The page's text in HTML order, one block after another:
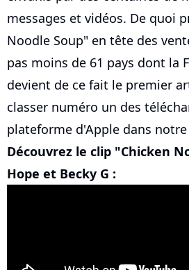
messages et vidéos. De quoi
Noodle Soup" en tête des
pas moins de 61 pays dont la
devient de ce fait le premier
classer numéro un des
plateforme d'Apple dans notre
Découvrez le clip "Chicken
Hope et Becky G :